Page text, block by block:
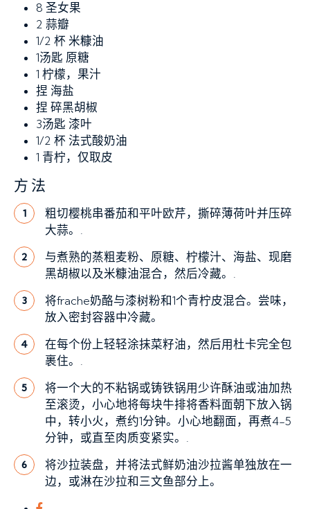
8 圣女果
2 蒜瓣
1/2 杯 米糠油
1汤匙 原糖
1 柠檬，果汁
捏 海盐
捏 碎黑胡椒
3汤匙 漆叶
1/2 杯 法式酸奶油
1 青柠，仅取皮
方法
1
粗切樱桃串番茄和平叶欧芹，撕碎薄荷叶并压碎
大蒜。.
2
与煮熟的蒸粗麦粉、原糖、柠檬汁、海盐、现磨
黑胡椒以及米糠油混合，然后冷藏。.
3
将frache奶酪与漆树粉和1个青柠皮混合。尝味，
放入密封容器中冷藏。
4
在每个份上轻轻涂抹菜籽油，然后用杜卡完全包
裹住。.
5
将一个大的不粘锅或铸铁锅用少许酥油或油加热
至滚烫，小心地将每块牛排将香料面朝下放入锅
中，转小火，煮约1分钟。小心地翻面，再煮4-5
分钟，或直至肉质变紧实。.
6
将沙拉装盘，并将法式鲜奶油沙拉酱单独放在一
边，或淋在沙拉和三文鱼部分上。